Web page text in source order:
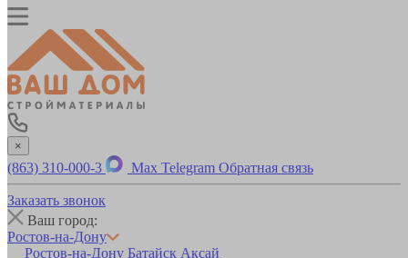
×
(863) 310-000-3 Max Telegram Обратная связь
Заказать звонок
Ваш город:
Ростов-на-Дону
Ростов-на-Дону Батайск Аксай